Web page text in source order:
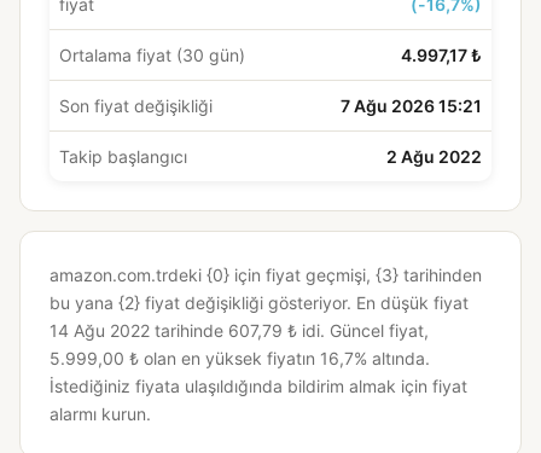
fiyat
(-16,7%)
Ortalama fiyat (30 gün) 4.997,17 ₺
Son fiyat değişikliği 7 Ağu 2026 15:21
Takip başlangıcı 2 Ağu 2022
amazon.com.trdeki {0} için fiyat geçmişi, {3} tarihinden
bu yana {2} fiyat değişikliği gösteriyor. En düşük fiyat
14 Ağu 2022 tarihinde 607,79 ₺ idi. Güncel fiyat,
5.999,00 ₺ olan en yüksek fiyatın 16,7% altında.
İstediğiniz fiyata ulaşıldığında bildirim almak için fiyat
alarmı kurun.